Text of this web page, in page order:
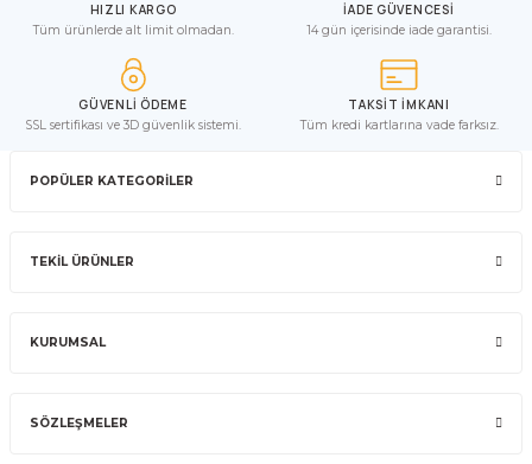
HIZLI KARGO
Tüm ürünlerde alt limit olmadan.
İADE GÜVENCESİ
14 gün içerisinde iade garantisi.
GÜVENLİ ÖDEME
SSL sertifikası ve 3D güvenlik sistemi.
TAKSİT İMKANI
Tüm kredi kartlarına vade farksız.
POPÜLER KATEGORİLER
TEKİL ÜRÜNLER
KURUMSAL
SÖZLEŞMELER